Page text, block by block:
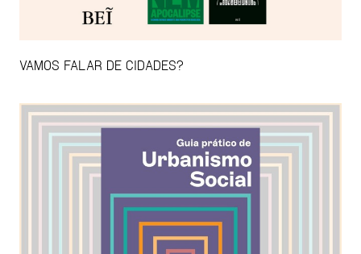
VAMOS FALAR DE CIDADES?